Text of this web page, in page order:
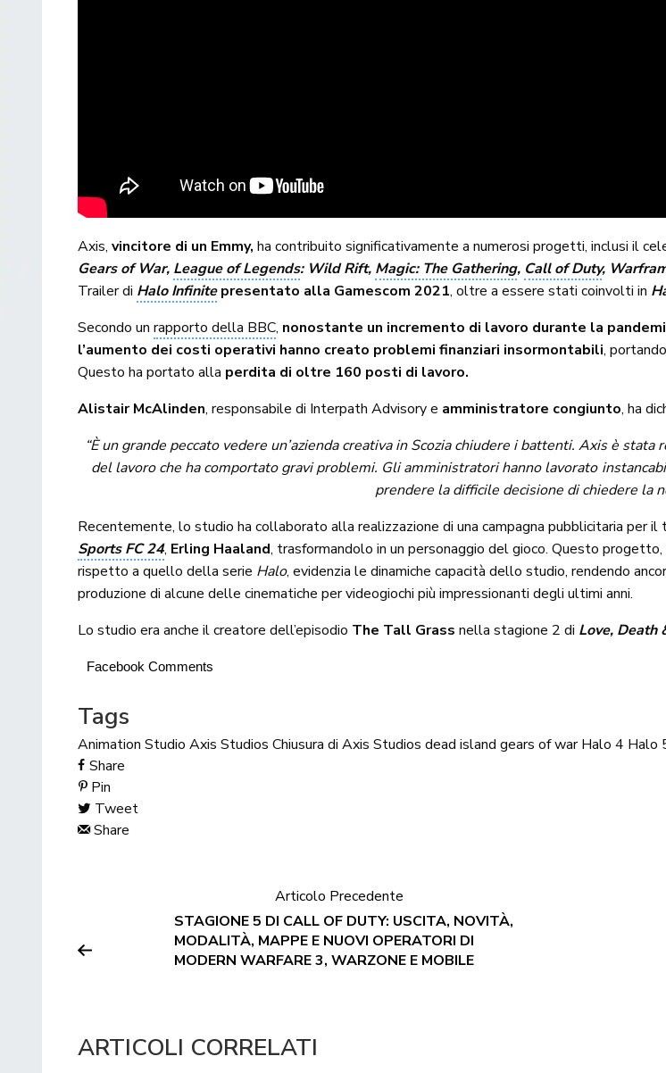
Axis, vincitore di un Emmy, ha contribuito significativamente a numerosi progetti, inclusi il
Gears of War, League of Legends: Wild Rift, Magic: The Gathering, Call of Duty,
Trailer di Halo Infinite presentato alla Gamescom 2021, oltre a essere stati coinvolti in
Secondo unrapporto della BBC, nonostante un incremento di lavoro durante la
l’aumento dei costi operativi hanno creato problemi finanziari insormontabili,
Questo ha portato alla perdita di oltre 160 posti di lavoro.
Alistair McAlinden, responsabile di Interpath Advisory e amministratore congiunto, ha
“È un grande peccato vedere un’azienda creativa in Scozia chiudere i battenti. Axis è stata
del lavoro che ha comportato gravi problemi. Gli amministratori hanno lavorato
prendere la difficile decisione di chiedere la
Recentemente, lo studio ha collaborato alla realizzazione di una campagna pubblicitaria per
Sports FC 24, Erling Haaland, trasformandolo in un personaggio del gioco. Questo
rispetto a quello della serie Halo, evidenzia le dinamiche capacità dello studio, rendendo
produzione di alcune delle cinematiche per videogiochi più impressionanti degli ultimi anni.
Lo studio era anche il creatore dell’episodio The Tall Grass nella stagione 2 di Love, Death
Facebook Comments
Tags
Animation Studio Axis Studios Chiusura di Axis Studios dead island gears of war Halo 4 Halo
Share
Pin
Tweet
Share
Articolo Precedente
STAGIONE 5 DI CALL OF DUTY: USCITA, NOVITÀ,
MODALITÀ, MAPPE E NUOVI OPERATORI DI
MODERN WARFARE 3, WARZONE E MOBILE
ARTICOLI CORRELATI